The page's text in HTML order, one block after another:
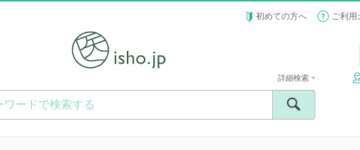
初めての方へ ご利用
詳細検索